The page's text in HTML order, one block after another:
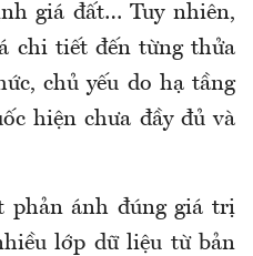
giá đất… Tuy nhiên,
chi tiết đến từng thửa
chủ yếu do hạ tầng
hiện chưa đầy đủ và
phản ánh đúng giá trị
lớp dữ liệu từ bản